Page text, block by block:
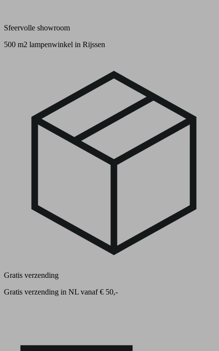
Sfeervolle showroom
500 m2 lampenwinkel in Rijssen
Gratis verzending
Gratis verzending in NL vanaf € 50,-